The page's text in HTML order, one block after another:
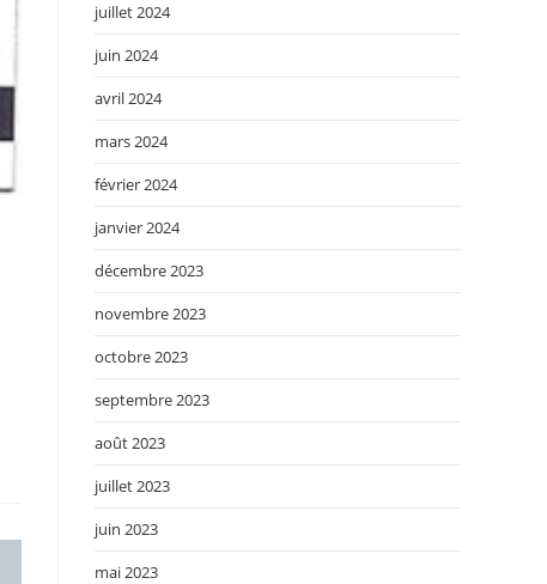
juillet 2024
juin 2024
avril 2024
mars 2024
février 2024
janvier 2024
décembre 2023
novembre 2023
octobre 2023
septembre 2023
août 2023
juillet 2023
juin 2023
mai 2023